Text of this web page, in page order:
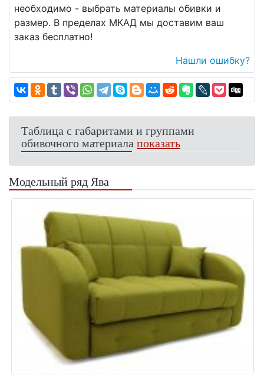
необходимо - выбрать материалы обивки и
размер. В пределах МКАД мы доставим ваш
заказ бесплатно!
Нашли ошибку?
Таблица с габаритами и группами
обивочного материалапоказать
Модельный ряд Ява